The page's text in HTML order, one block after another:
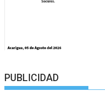
PUBLICIDAD